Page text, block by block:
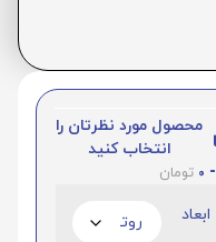
محصول مورد نظرتان را
انتخاب کنید
-
0 تومان
ابعاد